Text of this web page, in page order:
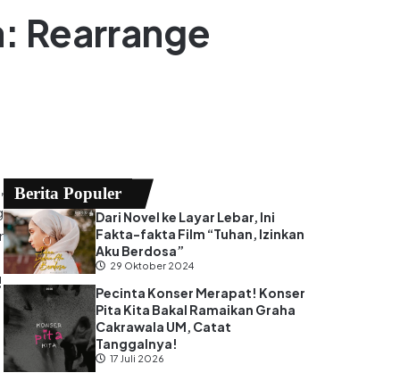
Rearrange
Berita Populer
Dari Novel ke Layar Lebar, Ini
Fakta-fakta Film “Tuhan, Izinkan
Aku Berdosa”
29 Oktober 2024
Pecinta Konser Merapat! Konser
Pita Kita Bakal Ramaikan Graha
Cakrawala UM, Catat
Tanggalnya!
17 Juli 2026